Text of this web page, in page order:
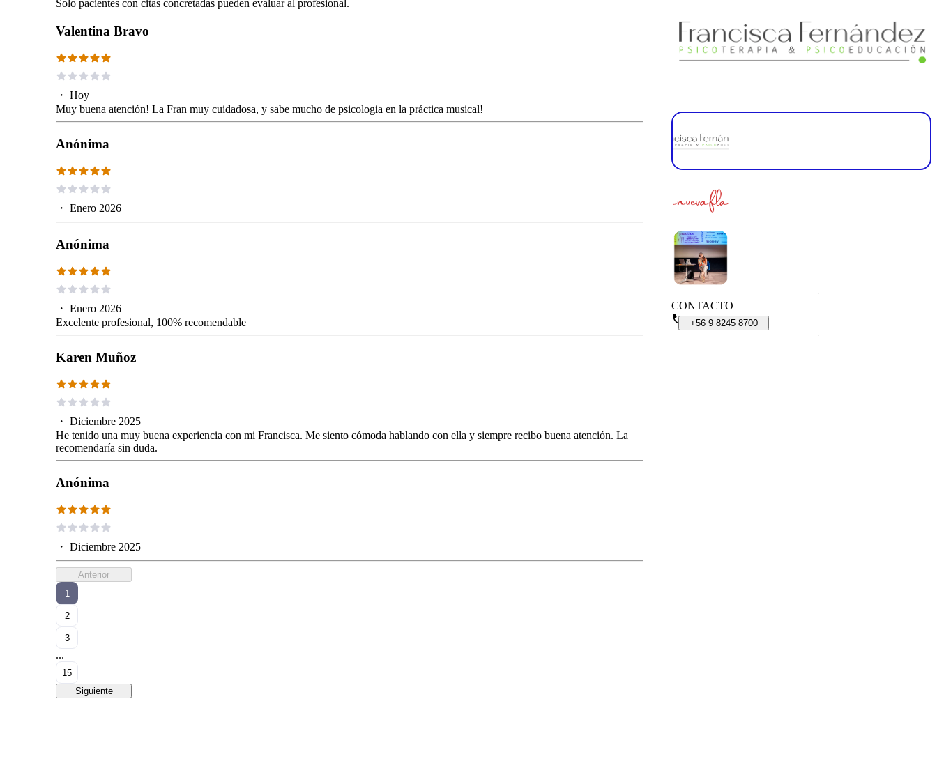
Solo pacientes con citas concretadas pueden evaluar al profesional.
Valentina Bravo
・ Hoy
Muy buena atención! La Fran muy cuidadosa, y sabe mucho de psicologia en la práctica musical!
Anónima
・ Enero 2026
Anónima
・ Enero 2026
Excelente profesional, 100% recomendable
Karen Muñoz
・ Diciembre 2025
He tenido una muy buena experiencia con mi Francisca. Me siento cómoda hablando con ella y siempre recibo buena atención. La
recomendaría sin duda.
Anónima
・ Diciembre 2025
Anterior
1
2
3
...
15
Siguiente
CONTACTO
+56 9 8245 8700